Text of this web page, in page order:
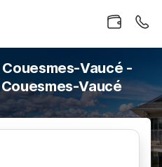
Vaucé -
Vaucé